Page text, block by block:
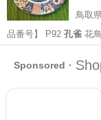
鳥取
品番号】 P92 孔雀
描かれ… 中央には鮮